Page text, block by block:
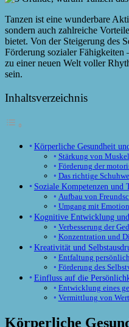
Tanzen ist eine wunderbare
sondern auch zahlreiche
bietet. Von der Steigerung des
Förderung sozialer Fähigkeiten
zu einer neuen Welt voller
sein.
Inhaltsverzeichnis
Körperliche Gesundheit
Stärkung von
Förderung der
Das richtige
Soziale Kompetenzen und
Aufbau von
Umgang mit
Kognitive Entwicklung
Verbesserung der
Konzentration und
Kreativität und
Entfaltung
Förderung des
Einfluss auf die
Entwicklung eines
Vermittlung von
Körperliche